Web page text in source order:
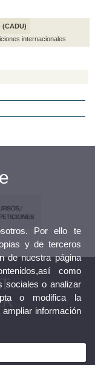
internacionales
Por ello te
y de terceros
de nuestra página
como
sociales o analizar
o modifica la
información